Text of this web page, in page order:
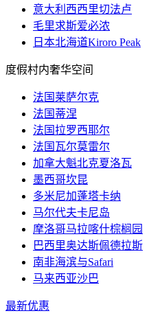
意大利西西里切法卢
毛里求斯爱必浓
日本北海道Kiroro Peak
度假村内奢华空间
法国莱萨尔克
法国蒂涅
法国拉罗西耶尔
法国瓦尔莫雷尔
加拿大魁北克夏洛瓦
墨西哥坎昆
多米尼加蓬塔卡纳
马尔代夫卡尼岛
摩洛哥马拉喀什棕榈园
巴西里奥达斯佩德拉斯
南非海滨与Safari
马来西亚沙巴
最新优惠